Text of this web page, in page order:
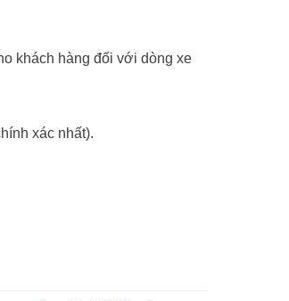
khách hàng đối với dòng xe
xác nhất).